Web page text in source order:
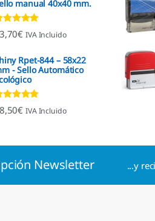
manual 40x40 mm.
con
de 5
€ IVA Incluido
Rpet-844 – 58x22
- Sello Automático
con
de 5
€ IVA Incluido
Newsletter ...y